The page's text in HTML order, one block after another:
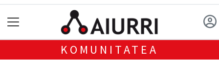
KOMUNITATEA